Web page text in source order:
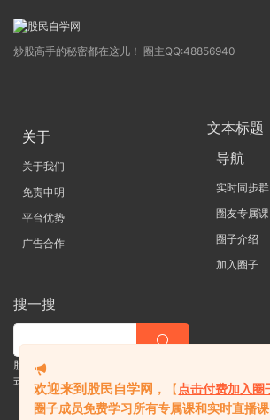
炒股高手的秘密都在这儿！ 圈主QQ:48856940
关于
关于我们
免责申明
平台优势
广告合作
文本标题
导航
实时同步群
圈友专属课
圈子介绍
加入圈子
搜一搜
股票 |直播| 外汇| 期货 |金融理财一站
式学习平台
欢迎来到股民自学网 ， 【 点击付费加入圈
圈子成员免费学习所有专属课和实时直播课